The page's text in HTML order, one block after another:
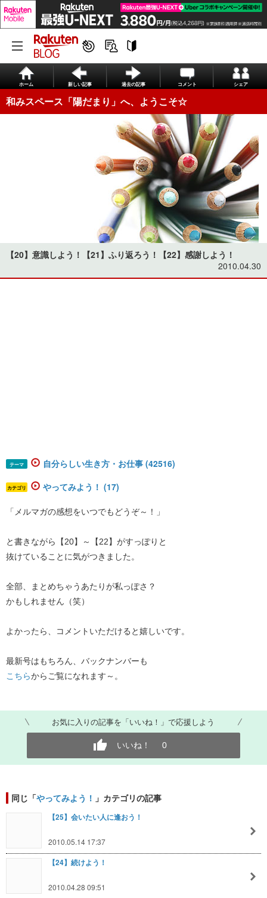
ホーム 新しい記事 過去の記事 コメント シェア
和みスペース「陽だまり」へ、ようこそ☆
【20】意識しよう！【21】ふり返ろう！【22】感謝しよう！
2010.04.30
テーマ 自分らしい生き方・お仕事 (42516)
カテゴリ やってみよう！ (17)
「メルマガの感想をいつでもどうぞ～！」
と書きながら【20】～【22】がすっぽりと
抜けていることに気がつきました。
全部、まとめちゃうあたりが私っぽさ？
かもしれません（笑）
よかったら、コメントいただけると嬉しいです。
最新号はもちろん、バックナンバーも
こちらからご覧になれます～。
お気に入りの記事を「いいね！」で応援しよう
いいね！ 0
同じ「やってみよう！ 」カテゴリの記事
【25】会いたい人に逢おう！
2010.05.14 17:37
【24】続けよう！
2010.04.28 09:51